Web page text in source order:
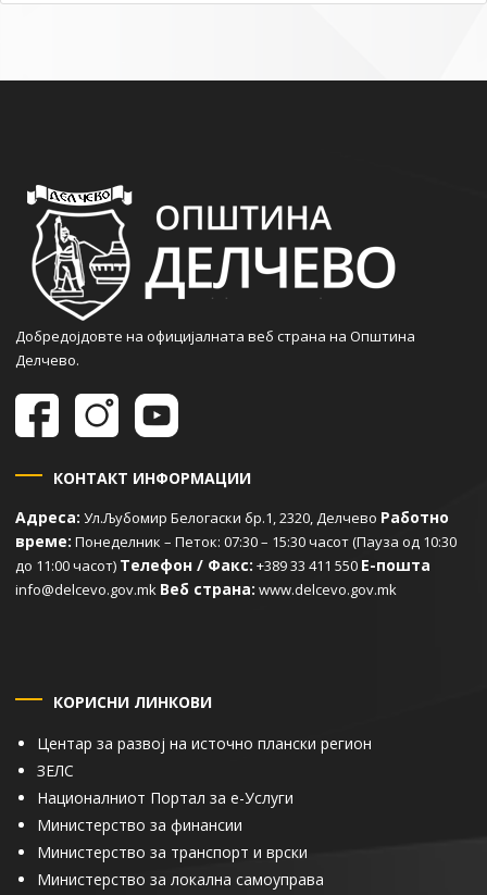
Добредојдовте на официјалната веб страна на Општина
Делчево.
КОНТАКТ ИНФОРМАЦИИ
Адреса: Ул.Љубомир Белогаски бр.1, 2320, Делчево Работно
време: Понеделник – Петок: 07:30 – 15:30 часот (Пауза од 10:30
до 11:00 часот) Телефон / Факс: +389 33 411 550 Е-пошта
info@delcevo.gov.mk Веб страна: www.delcevo.gov.mk
КОРИСНИ ЛИНКОВИ
Центар за развој на источно плански регион
ЗЕЛС
Националниот Портал за е-Услуги
Министерство за финансии
Министерство за транспорт и врски
Министерство за локална самоуправа